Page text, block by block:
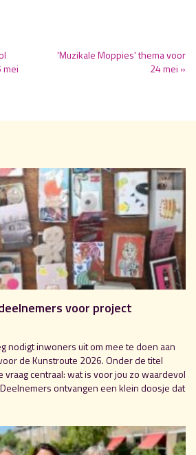
mei
'Muzikale Moppies' thema voor
24 mei »
voor project
nodigt inwoners uit om mee te doen aan
de Kunstroute 2026. Onder de titel
vraag centraal: wat is voor jou zo waardevol
ontvangen een klein doosje dat